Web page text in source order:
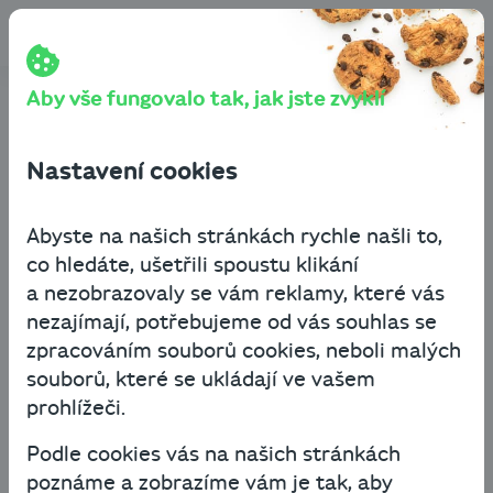
Přeskočit na obsah
Daň z příjmů fyzických osob a termín pro přiznání za rok
2021
Daň z příjmů fyzických
za rok 2021
Financování podnikání
3. února 2022 2 minuty čtení
Konec roku je nejen časem bujarých oslav
a bilancování, ale i obdobím plánovaných
inventur a každoročních příprav na zúčtování
Aby vše fungovalo tak, jak jste zvyklí
Nastavení cookies
Abyste na našich stránkách rychle našli to,
co hledáte, ušetřili spoustu klikání
a nezobrazovaly se vám reklamy, které vás
nezajímají, potřebujeme od vás souhlas se
zpracováním souborů cookies, neboli malých
souborů, které se ukládají ve vašem
prohlížeči.
Podle cookies vás na našich stránkách
poznáme a zobrazíme vám je tak, aby